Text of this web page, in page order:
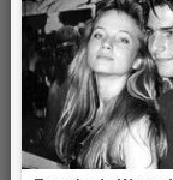
Электронная
аудиокниг в
бесплатно